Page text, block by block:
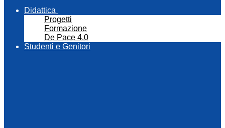
Didattica
Progetti
Formazione
De Pace 4.0
Studenti e Genitori